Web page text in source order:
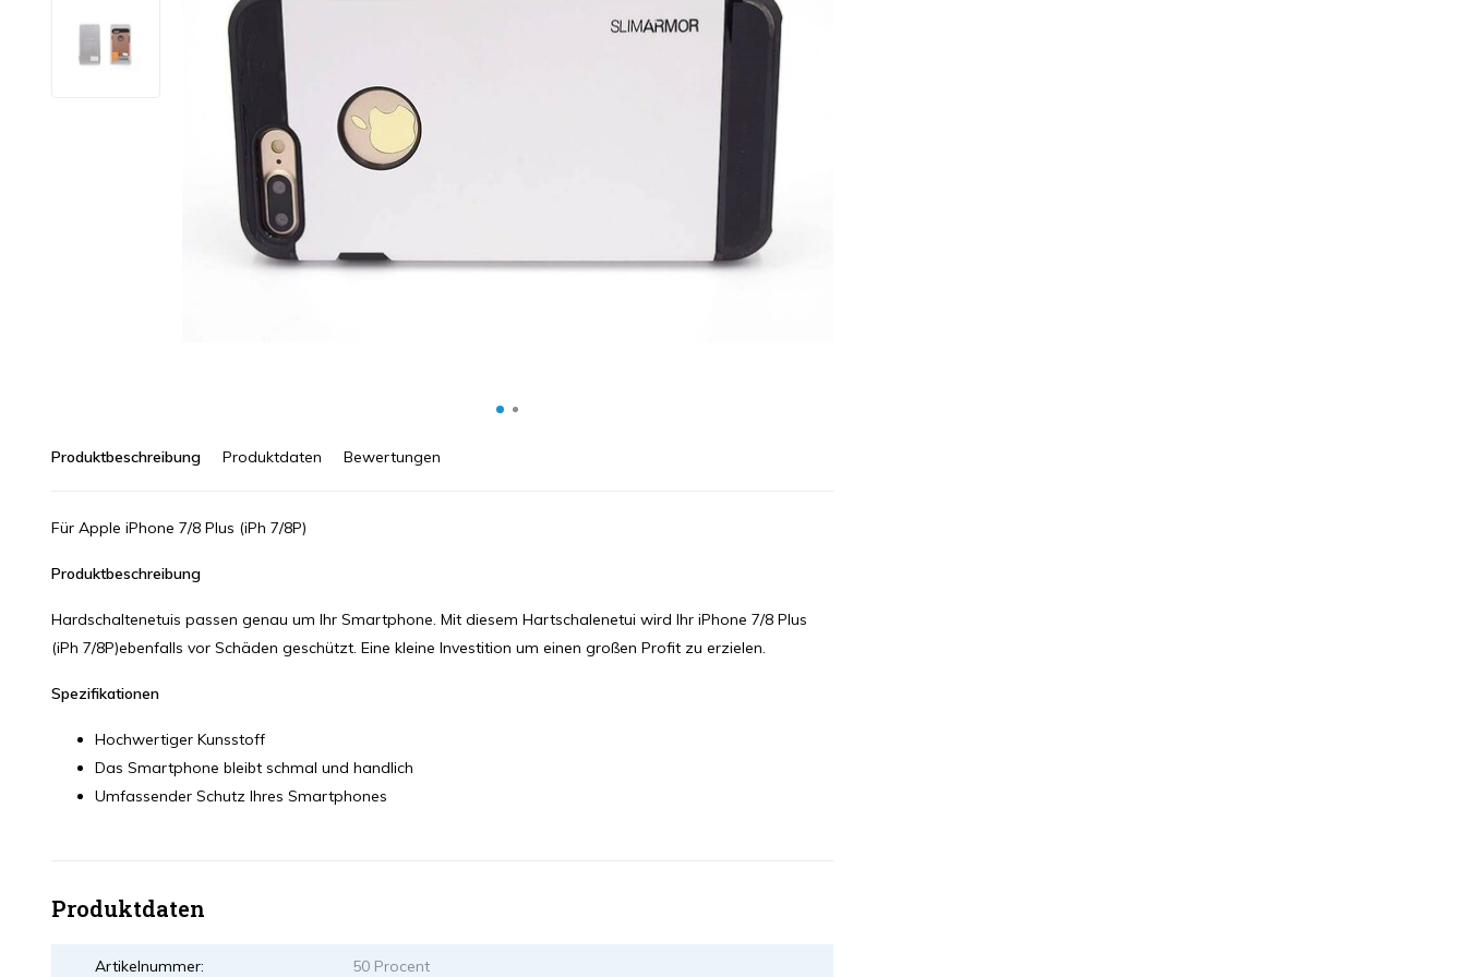
Produktbeschreibung Produktdaten Bewertungen
Für Apple iPhone 7/8 Plus (iPh 7/8P)
Produktbeschreibung
Hardschaltenetuis passen genau um Ihr Smartphone. Mit diesem Hartschalenetui wird Ihr iPhone 7/8 Plus
(iPh 7/8P)ebenfalls vor Schäden geschützt. Eine kleine Investition um einen großen Profit zu erzielen.
Spezifikationen
Hochwertiger Kunsstoff
Das Smartphone bleibt schmal und handlich
Umfassender Schutz Ihres Smartphones
Produktdaten
Artikelnummer: 50 Procent